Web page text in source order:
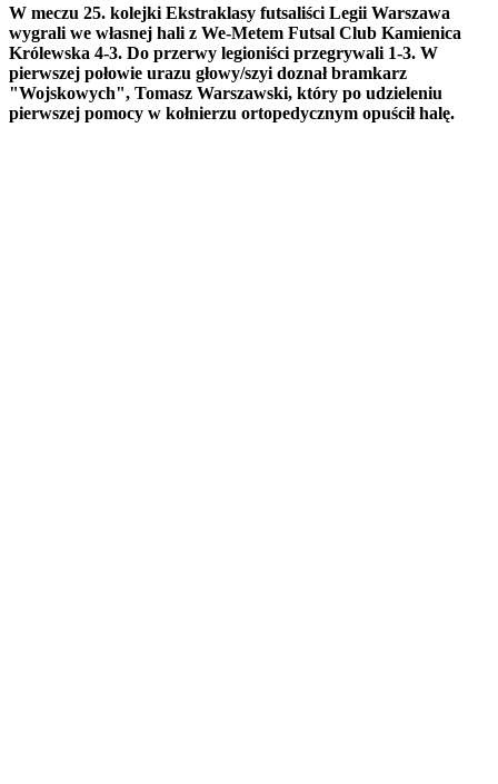
W meczu 25. kolejki Ekstraklasy futsaliści Legii Warszawa
wygrali we własnej hali z We-Metem Futsal Club Kamienica
Królewska 4-3. Do przerwy legioniści przegrywali 1-3. W
pierwszej połowie urazu głowy/szyi doznał bramkarz
"Wojskowych", Tomasz Warszawski, który po udzieleniu
pierwszej pomocy w kołnierzu ortopedycznym opuścił halę.